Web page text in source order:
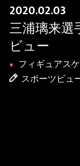
2020.02.03
三浦璃来選
ビュー
●
フィギュアス
スポーツビュ